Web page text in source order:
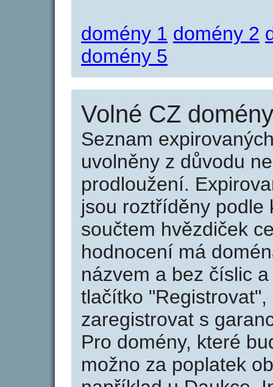
domény 1 domény 2
domény 5
Volné CZ
Seznam
uvolněny z důvodu
prodloužení.
jsou roztříděny podle
součtem hvězdiček
hodnocení má
názvem a bez číslic
tlačítko
zaregistrovat s
Pro domény, které
možno za poplatek